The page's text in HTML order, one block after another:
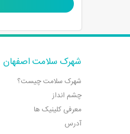
شهرک سلامت اصفهان
شهرک سلامت چیست؟
چشم انداز
معرفی کلینیک ها
آدرس